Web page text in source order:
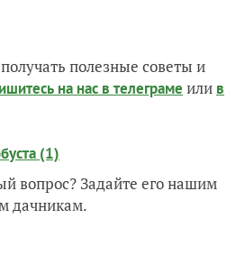
полезные советы и
на нас в телеграме или в
(1)
вопрос? Задайте его нашим
дачникам.